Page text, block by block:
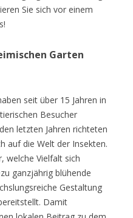
Sie sich vor einem
Garten
seit über 15 Jahren in
Besucher
letzten Jahren richteten
auf die Welt der Insekten.
welche Vielfalt sich
ganzjährig blühende
Gestaltung
Damit